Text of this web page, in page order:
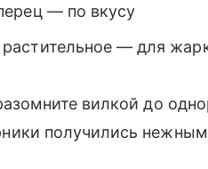
— по вкусу
— для
вилкой до
получились